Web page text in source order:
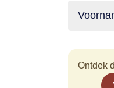
Ontdek